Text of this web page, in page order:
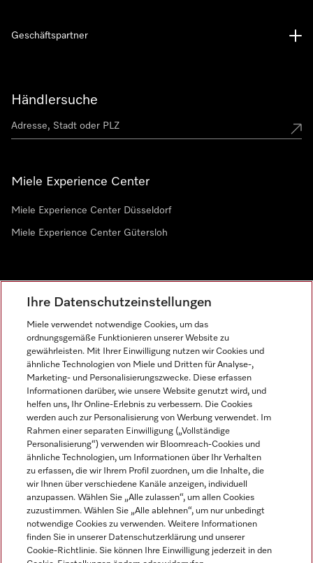
Händlersuche
Miele Experience Center
Miele Experience Center Düsseldorf
Miele Experience Center Gütersloh
Geschäftspartner
AGB
Datenschutz
Nutzungsbedingungen
Miele auf Instagram
Miele auf Facebook
Miele auf Youtube
Ihre Datenschutzeinstellungen
Miele verwendet notwendige Cookies, um das
ordnungsgemäße Funktionieren unserer Website zu
gewährleisten. Mit Ihrer Einwilligung nutzen wir Cookies und
ähnliche Technologien von Miele und Dritten für Analyse-,
Marketing- und Personalisierungszwecke. Diese erfassen
Informationen darüber, wie unsere Website genutzt wird, und
helfen uns, Ihr Online-Erlebnis zu verbessern. Die Cookies
werden auch zur Personalisierung von Werbung verwendet. Im
Rahmen einer separaten Einwilligung („Vollständige
Personalisierung“) verwenden wir Bloomreach-Cookies und
ähnliche Technologien, um Informationen über Ihr Verhalten
zu erfassen, die wir Ihrem Profil zuordnen, um die Inhalte, die
wir Ihnen über verschiedene Kanäle anzeigen, individuell
anzupassen. Wählen Sie „Alle zulassen“, um allen Cookies
zuzustimmen. Wählen Sie „Alle ablehnen“, um nur unbedingt
notwendige Cookies zu verwenden. Weitere Informationen
finden Sie in unserer Datenschutzerklärung und unserer
Cookie-Richtlinie. Sie können Ihre Einwilligung jederzeit in den